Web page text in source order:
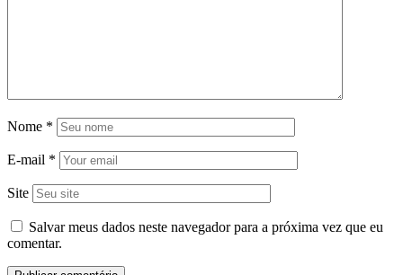
Nome *
E-mail *
Site
Salvar meus dados neste navegador para a próxima vez que eu
comentar.